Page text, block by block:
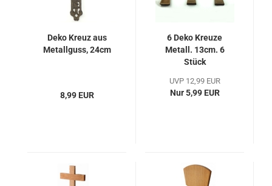
Deko Kreuz aus
Metallguss, 24cm
8,99 EUR
6 Deko Kreuze
Metall. 13cm. 6
Stück
UVP 12,99 EUR
Nur 5,99 EUR